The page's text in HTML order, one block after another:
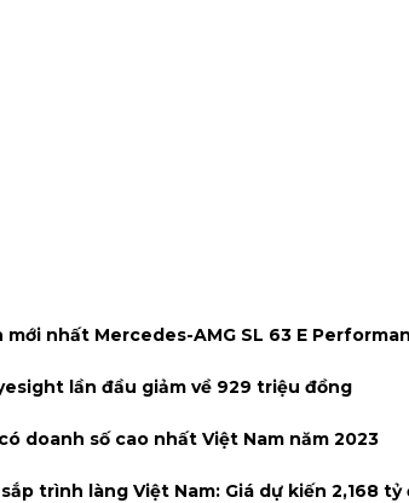
nhất Mercedes-AMG SL 63 E
lần đầu giảm về 929 triệu đồng
doanh số cao nhất Việt Nam năm 2023
trình làng Việt Nam: Giá dự kiến 2,168 tỷ